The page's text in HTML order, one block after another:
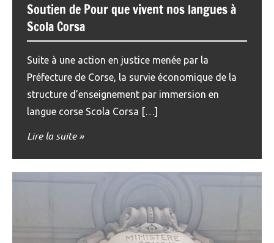
Soutien de Pour que vivent nos langues à
Scola Corsa
Suite à une action en justice menée par la
Préfecture de Corse, la survie économique de la
structure d’enseignement par immersion en
langue corse Scola Corsa […]
Lire la suite